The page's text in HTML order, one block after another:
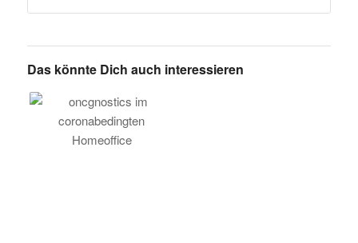
Das könnte Dich auch interessieren